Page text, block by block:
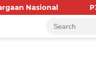
P3RSI Temui